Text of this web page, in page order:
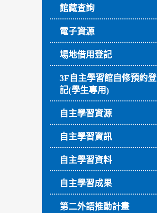
館藏查詢
電子資源
場地借用登記
3F自主學習館自修預約登
記(學生專用)
自主學習資源
自主學習資訊
自主學習資料
自主學習成果
第二外語推動計畫